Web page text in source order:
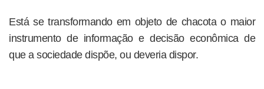
Está se transformando em objeto de chacota o maior
instrumento de informação e decisão econômica de
que a sociedade dispõe, ou deveria dispor.